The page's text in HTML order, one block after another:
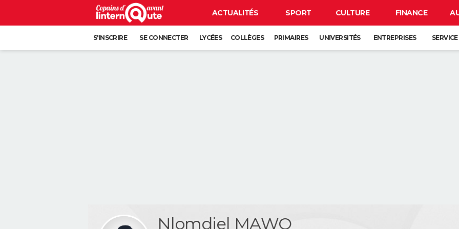
ACTUALITÉS SPORT CULTURE FINANCE
S'INSCRIRE SE CONNECTER LYCÉES COLLÈGES PRIMAIRES UNIVERSITÉS ENTREPRISES
Nlomdjel MAWO